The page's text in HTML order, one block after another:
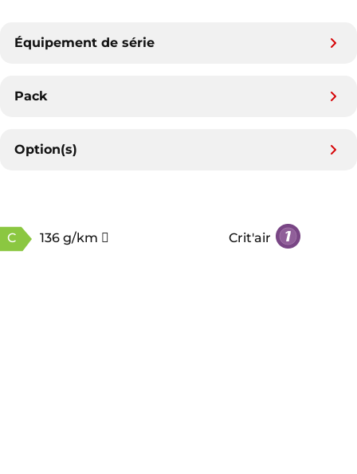
Équipement de série
Pack
Option(s)
C 136 g/km Crit'air